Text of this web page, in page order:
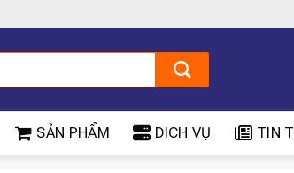
SẢN PHẨM DICH VỤ TIN